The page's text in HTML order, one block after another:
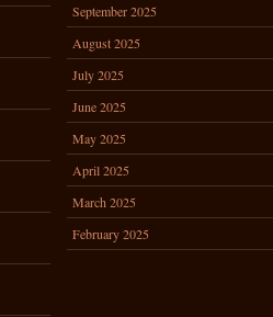
September 2025
August 2025
July 2025
June 2025
May 2025
April 2025
March 2025
February 2025